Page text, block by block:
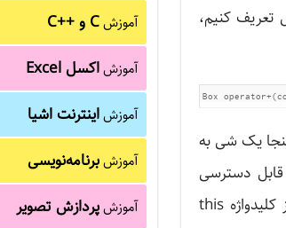
تعریف کنیم،
یک شی به
دسترسی
هستند، اما برای دسترسی به خصوصیات شی که عملگر را فراخوانی می‌کند از کلیدواژه this
آموزشC و C++‎
آموزشاکسل Excel
آموزشاینترنت اشیا
آموزشبرنامه‌نویسی
آموزشپردازش تصویر